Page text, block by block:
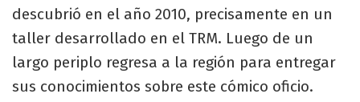
descubrió en el año 2010, precisamente en un
taller desarrollado en el TRM. Luego de un
largo periplo regresa a la región para entregar
sus conocimientos sobre este cómico oficio.